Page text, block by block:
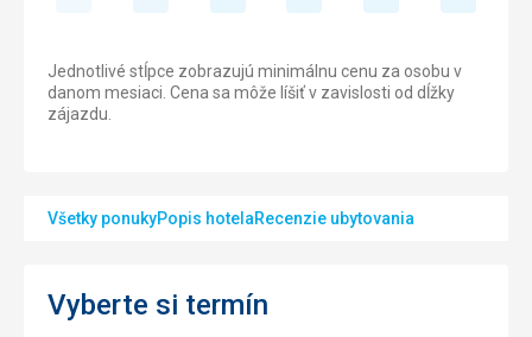
Jednotlivé stĺpce zobrazujú minimálnu cenu za osobu v
danom mesiaci. Cena sa môže líšiť v zavislosti od dĺžky
zájazdu.
Všetky ponukyPopis hotelaRecenzie ubytovania
Vyberte si termín